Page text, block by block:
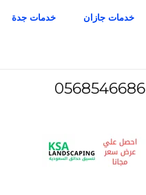
خدمات جازان خدمات جدة
0568546686